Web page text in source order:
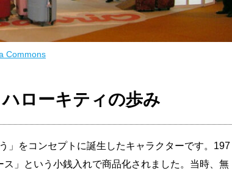
Commons
ローキティの歩み
」をコンセプトに誕生したキャラクターです。197
」という小銭入れで商品化されました。当時、無